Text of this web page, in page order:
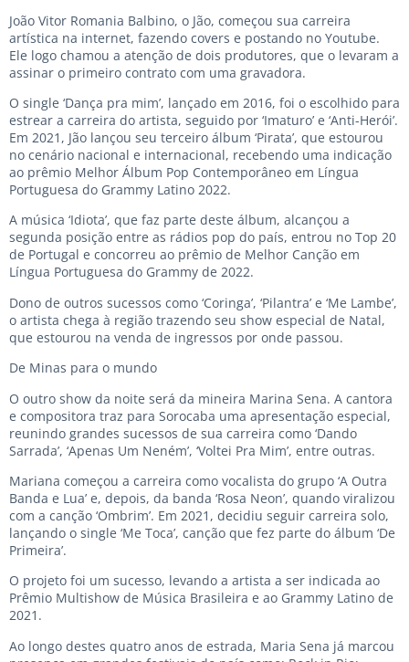
João Vitor Romania Balbino, o Jão, começou sua carreira
artística na internet, fazendo covers e postando no Youtube.
Ele logo chamou a atenção de dois produtores, que o levaram a
assinar o primeiro contrato com uma gravadora.
O single ‘Dança pra mim’, lançado em 2016, foi o escolhido para
estrear a carreira do artista, seguido por ‘Imaturo’ e ‘Anti-Herói’.
Em 2021, Jão lançou seu terceiro álbum ‘Pirata’, que estourou
no cenário nacional e internacional, recebendo uma indicação
ao prêmio Melhor Álbum Pop Contemporâneo em Língua
Portuguesa do Grammy Latino 2022.
A música ‘Idiota’, que faz parte deste álbum, alcançou a
segunda posição entre as rádios pop do país, entrou no Top 20
de Portugal e concorreu ao prêmio de Melhor Canção em
Língua Portuguesa do Grammy de 2022.
Dono de outros sucessos como ‘Coringa’, ‘Pilantra’ e ‘Me Lambe’,
o artista chega à região trazendo seu show especial de Natal,
que estourou na venda de ingressos por onde passou.
De Minas para o mundo
O outro show da noite será da mineira Marina Sena. A cantora
e compositora traz para Sorocaba uma apresentação especial,
reunindo grandes sucessos de sua carreira como ‘Dando
Sarrada’, ‘Apenas Um Neném’, ‘Voltei Pra Mim’, entre outras.
Mariana começou a carreira como vocalista do grupo ‘A Outra
Banda e Lua’ e, depois, da banda ‘Rosa Neon’, quando viralizou
com a canção ‘Ombrim’. Em 2021, decidiu seguir carreira solo,
lançando o single ‘Me Toca’, canção que fez parte do álbum ‘De
Primeira’.
O projeto foi um sucesso, levando a artista a ser indicada ao
Prêmio Multishow de Música Brasileira e ao Grammy Latino de
2021.
Ao longo destes quatro anos de estrada, Maria Sena já marcou